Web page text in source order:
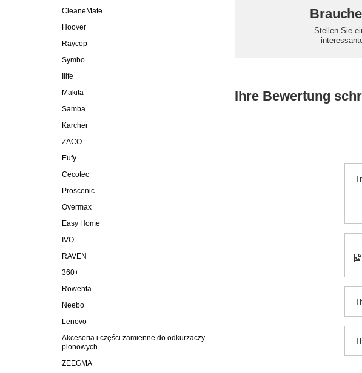
CleaneMate
Hoover
Raycop
Symbo
Ilife
Makita
Samba
Karcher
ZACO
Eufy
Cecotec
Proscenic
Overmax
Easy Home
IVO
RAVEN
360+
Rowenta
Neebo
Lenovo
Akcesoria i części zamienne do odkurzaczy
pionowych
ZEEGMA
Stellen Sie
Ihre Bewertung